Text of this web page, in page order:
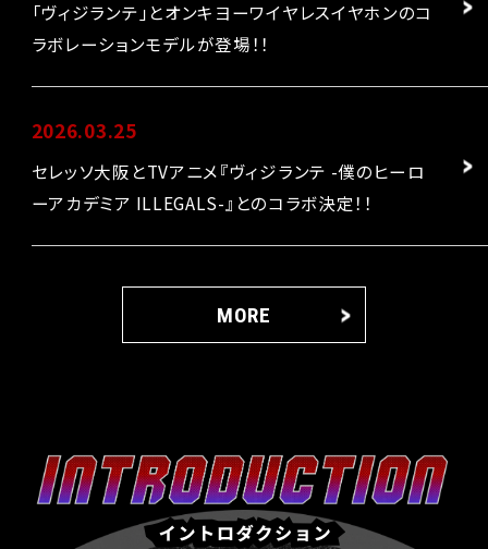
「ヴィジランテ」とオンキヨーワイヤレスイヤホンのコ
ラボレーションモデルが登場！！
2026.03.25
セレッソ大阪とTVアニメ『ヴィジランテ -僕のヒーロ
ーアカデミア ILLEGALS-』とのコラボ決定！！
MORE
N
T
イ
ン